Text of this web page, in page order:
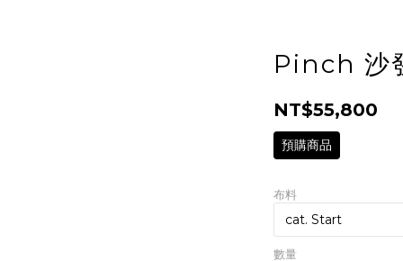
Pinch 沙
NT$55,800
預購商品
布料
數量